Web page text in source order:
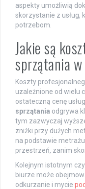
aspekty umożliwią
skorzystanie z usług,
potrzebom.
Jakie są
sprzątania
Koszty
uzależnione od wielu
ostateczną cenę
sprzątania odgrywa
tym zazwyczaj
zniżki przy dużych
na podstawie
przestrzeń, zanim
Kolejnym istotnym
biurze może
odkurzanie i mycie